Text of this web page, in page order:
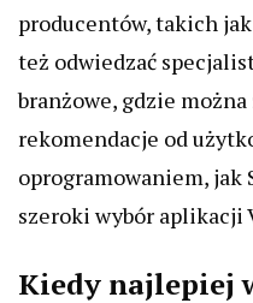
producentów, takich
też odwiedzać
branżowe, gdzie
rekomendacje od
oprogramowaniem, jak
szeroki wybór aplikacji
Kiedy najlepiej